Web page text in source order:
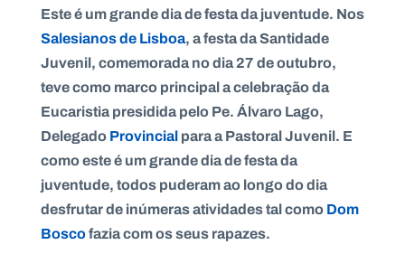
Este é um grande dia de festa da juventude. Nos
Salesianos de Lisboa, a festa da Santidade
Juvenil, comemorada no dia 27 de outubro,
teve como marco principal a celebração da
Eucaristia presidida pelo Pe. Álvaro Lago,
DelegadoProvincialpara a Pastoral Juvenil. E
como este é um grande dia de festa da
juventude, todos puderam ao longo do dia
desfrutar de inúmeras atividades tal comoDom
Boscofazia com os seus rapazes.
A
N
A
C
I
O
N
L
S
a
l
e
s
i
a
n